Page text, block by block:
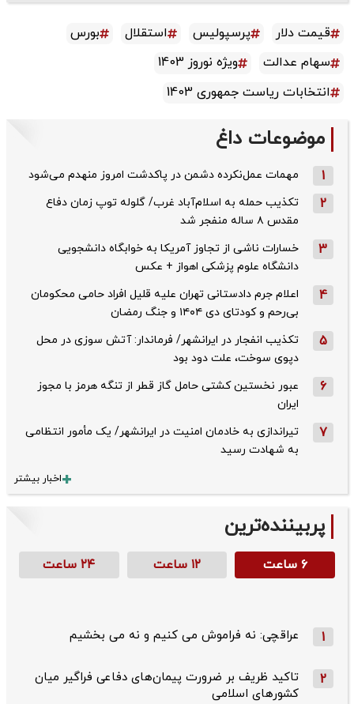
قیمت دلار پرسپولیس استقلال
بورس
سهام عدالت
ویژه نوروز 1403
انتخابات ریاست جمهوری 1403
موضوعات داغ
1 مهمات عمل‌نکرده دشمن در پاکدشت امروز منهدم می‌شود
2
تکذیب حمله به اسلام‌آباد غرب/ گلوله توپ زمان دفاع
مقدس ۸ ساله منفجر شد
3
خسارات ناشی از تجاوز آمریکا به خوابگاه دانشجویی
دانشگاه علوم پزشکی اهواز + عکس
4
اعلام جرم دادستانی تهران علیه قلیل افراد حامی محکومان
بی‌رحم و کودتای دی‌ ۱۴۰۴ و جنگ رمضان
5
تکذیب ‌انفجار در ایرانشهر/ فرماندار: آتش سوزی در محل
دپوی سوخت، علت دود بود
6
عبور نخستین کشتی حامل گاز قطر از تنگه هرمز با مجوز
ایران
7
تیراندازی به خادمان امنیت در ایرانشهر/ یک مأمور انتظامی
به شهادت رسید
اخبار بیشتر
پربیننده‌ترین
۶ ساعت ۱۲ ساعت ۲۴ ساعت
1 عراقچی: نه فراموش می کنیم و نه می بخشیم
2
تاکید ظریف بر ضرورت پیمان‌های دفاعی فراگیر میان
کشورهای اسلامی